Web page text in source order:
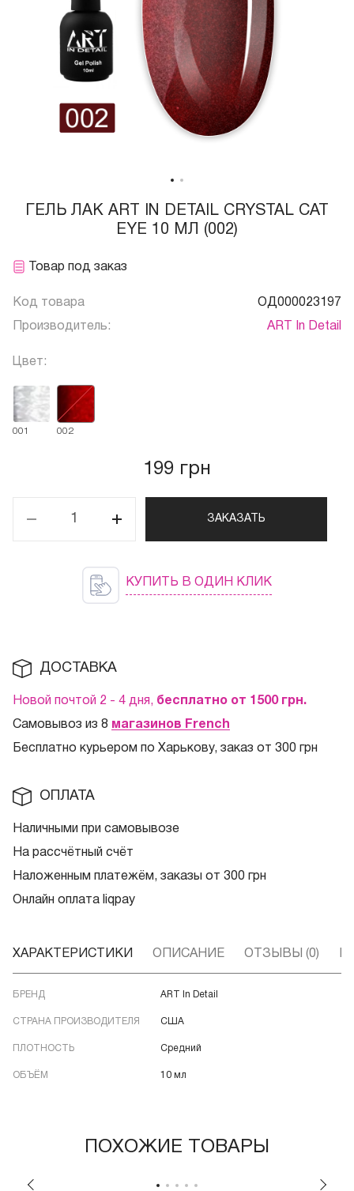
ГЕЛЬ ЛАК ART IN DETAIL CRYSTAL CAT
EYE 10 МЛ (002)
Товар под заказ
Код товара ОД000023197
Производитель: ART In Detail
Цвет:
001 002
199 грн
ЗАКАЗАТЬ
КУПИТЬ В ОДИН КЛИК
ДОСТАВКА
Новой почтой 2 - 4 дня, бесплатно от 1500 грн.
Самовывоз из 8 магазинов French
Бесплатно курьером по Харькову, заказ от 300 грн
ОПЛАТА
Наличными при самовывозе
На рассчётный счёт
Наложенным платежём, заказы от 300 грн
Онлайн оплата liqpay
ХАРАКТЕРИСТИКИ ОПИСАНИЕ ОТЗЫВЫ (0)
БРЕНД ART In Detail
СТРАНА ПРОИЗВОДИТЕЛЯ США
ПЛОТНОСТЬ Средний
ОБЪЁМ 10 мл
ПОХОЖИЕ ТОВАРЫ